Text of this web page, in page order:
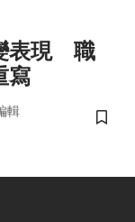
表現 職
寫
輯
儲存